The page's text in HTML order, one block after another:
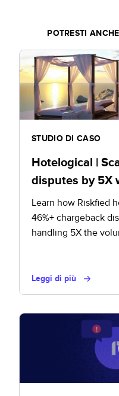
POTRESTI
STUDIO DI CASO
Hotelogical |
disputes by 5X
Learn how Riskfied
46%+ chargeback
handling 5X the
Leggi di più